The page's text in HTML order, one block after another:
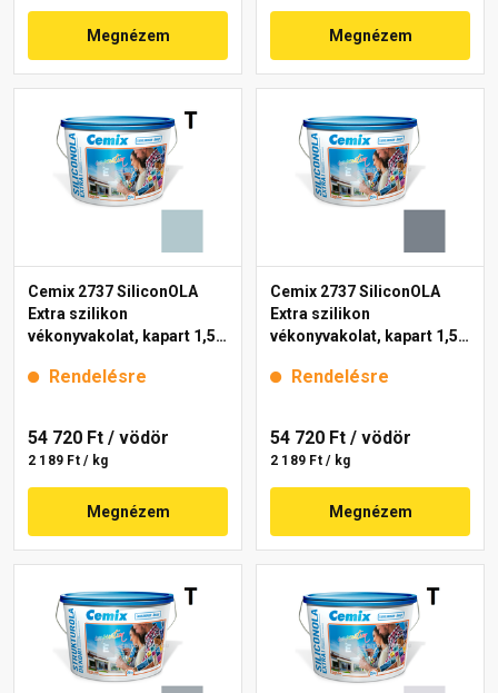
Megnézem Megnézem
Cemix 2737 SiliconOLA
Extra szilikon
vékonyvakolat, kapart 1,5
Rendelésre
54 720 Ft / vödör
2 189 Ft / kg
Megnézem
Cemix 2737 SiliconOLA
Extra szilikon
vékonyvakolat, kapart 1,5
Rendelésre
54 720 Ft / vödör
2 189 Ft / kg
Megnézem